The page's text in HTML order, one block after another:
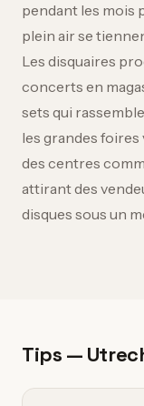
pendant les mois
plein air se
Les disquaires
concerts en
sets qui
les grandes
des centres
attirant des
disques sous un
Tips —